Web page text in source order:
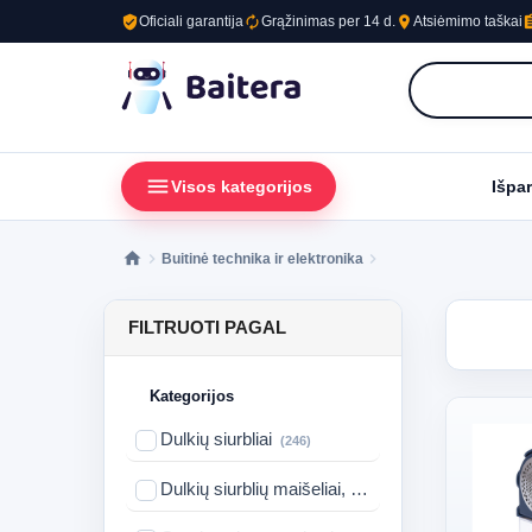
verified_userOficiali garantijaautorenewGrąžinimas per 14 d. place Atsiėmimo taškai
menuVisos kategorijos
Buitinė technika ir elektronika
FILTRUOTI PAGAL
Kategorijos
Dulkių siurbliai (246)
Dulkių siurblių maišeliai, filtrai